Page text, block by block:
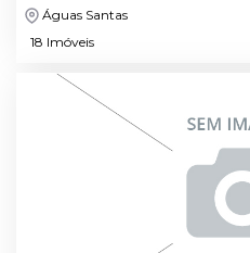
Águas Santas
18 Imóveis